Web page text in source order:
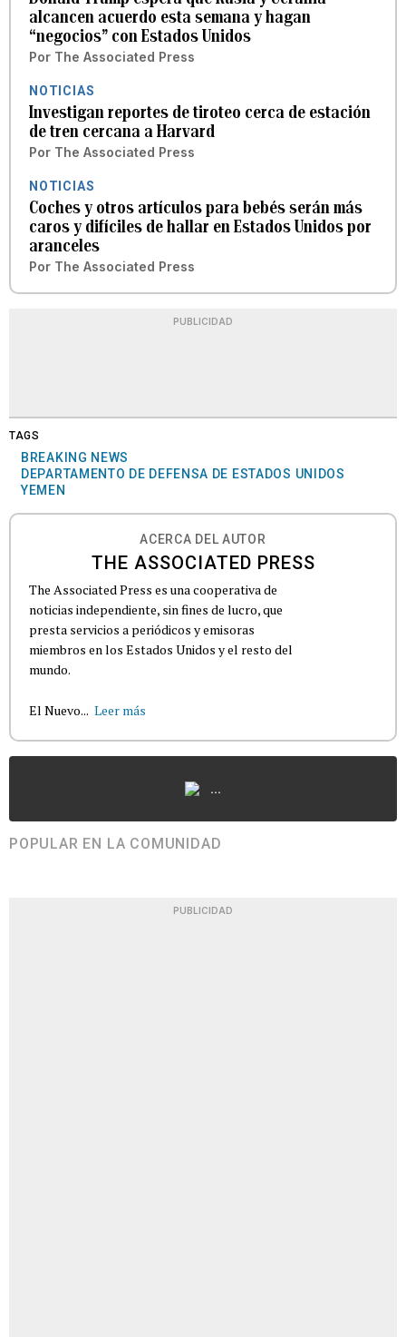
alcancen acuerdo esta semana y hagan
“negocios” con Estados Unidos
Por The Associated Press
NOTICIAS
Investigan reportes de tiroteo cerca de estación
de tren cercana a Harvard
Por The Associated Press
NOTICIAS
Coches y otros artículos para bebés serán más
caros y difíciles de hallar en Estados Unidos por
aranceles
Por The Associated Press
PUBLICIDAD
TAGS
BREAKING NEWS
DEPARTAMENTO DE DEFENSA DE ESTADOS UNIDOS
YEMEN
ACERCA DEL AUTOR
THE ASSOCIATED PRESS
The Associated Press es una cooperativa de
noticias independiente, sin fines de lucro, que
presta servicios a periódicos y emisoras
miembros en los Estados Unidos y el resto del
mundo.
El Nuevo... Leer más
...
POPULAR EN LA COMUNIDAD
PUBLICIDAD